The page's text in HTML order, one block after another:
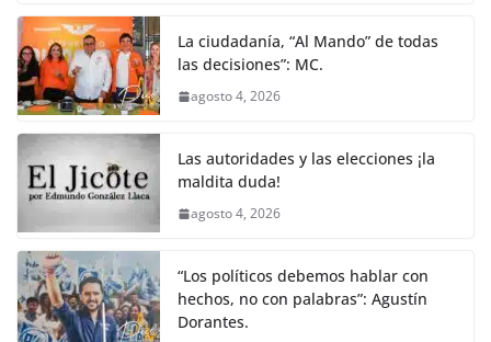
La ciudadanía, “Al Mando” de todas
las decisiones”: MC.
agosto 4, 2026
Las autoridades y las elecciones ¡la
maldita duda!
agosto 4, 2026
“Los políticos debemos hablar con
hechos, no con palabras”: Agustín
Dorantes.